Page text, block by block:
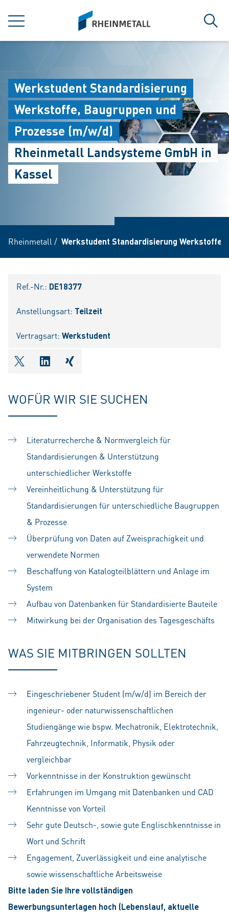
MENÜ
siteLogo
Werkstudent Standardisierung
Werkstoffe, Baugruppen und
Prozesse (m/w/d)
Rheinmetall Landsysteme GmbH in
Kassel
Rheinmetall / Werkstudent Standardisierung Werkstoffe,
Ref.-Nr.: DE18377
Anstellungsart: Teilzeit
Vertragsart: Werkstudent
shareOntwitter
shareOnlinkedIn
shareOnxing
WOFÜR WIR SIE SUCHEN
Literaturrecherche & Normvergleich für
Standardisierungen & Unterstützung
unterschiedlicher Werkstoffe
Vereinheitlichung & Unterstützung für
Standardisierungen für unterschiedliche Baugruppen
& Prozesse
Überprüfung von Daten auf Zweisprachigkeit und
verwendete Normen
Beschaffung von Katalogteilblättern und Anlage im
System
Aufbau von Datenbanken für Standardisierte Bauteile
Mitwirkung bei der Organisation des Tagesgeschäfts
WAS SIE MITBRINGEN SOLLTEN
Eingeschriebener Student (m/w/d) im Bereich der
ingenieur- oder naturwissenschaftlichen
Studiengänge wie bspw. Mechatronik, Elektrotechnik,
Fahrzeugtechnik, Informatik, Physik oder
vergleichbar
Vorkenntnisse in der Konstruktion gewünscht
Erfahrungen im Umgang mit Datenbanken und CAD
Kenntnisse von Vorteil
Sehr gute Deutsch-, sowie gute Englischkenntnisse in
Wort und Schrift
Engagement, Zuverlässigkeit und eine analytische
sowie wissenschaftliche Arbeitsweise
Bitte laden Sie Ihre vollständigen
Bewerbungsunterlagen hoch (Lebenslauf, aktuelle